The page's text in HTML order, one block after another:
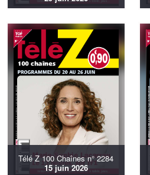
Télé Z 100 Chaînes n° 2284
15 juin 2026